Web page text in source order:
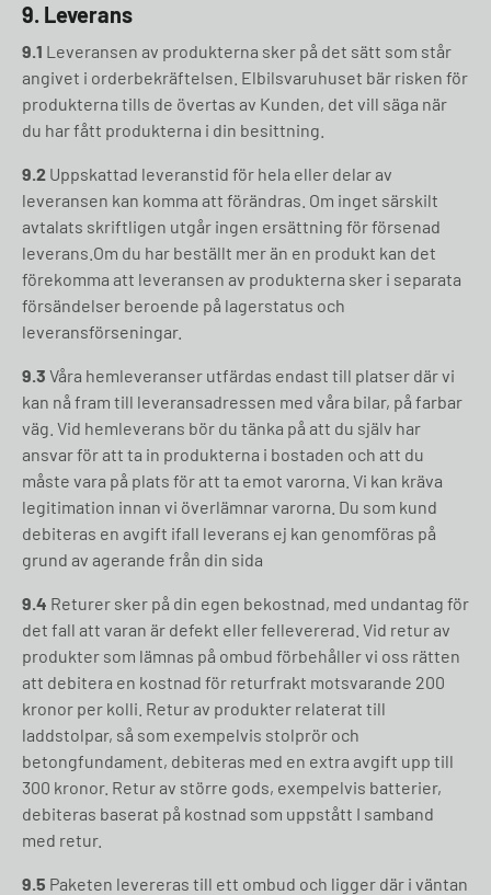
9. Leverans
9.1 Leveransen av produkterna sker på det sätt som står
angivet i orderbekräftelsen. Elbilsvaruhuset bär risken för
produkterna tills de övertas av Kunden, det vill säga när
du har fått produkterna i din besittning.
9.2 Uppskattad leveranstid för hela eller delar av
leveransen kan komma att förändras. Om inget särskilt
avtalats skriftligen utgår ingen ersättning för försenad
leverans.Om du har beställt mer än en produkt kan det
förekomma att leveransen av produkterna sker i separata
försändelser beroende på lagerstatus och
leveransförseningar.
9.3 Våra hemleveranser utfärdas endast till platser där vi
kan nå fram till leveransadressen med våra bilar, på farbar
väg. Vid hemleverans bör du tänka på att du själv har
ansvar för att ta in produkterna i bostaden och att du
måste vara på plats för att ta emot varorna. Vi kan kräva
legitimation innan vi överlämnar varorna. Du som kund
debiteras en avgift ifall leverans ej kan genomföras på
grund av agerande från din sida
9.4 Returer sker på din egen bekostnad, med undantag för
det fall att varan är defekt eller fellevererad. Vid retur av
produkter som lämnas på ombud förbehåller vi oss rätten
att debitera en kostnad för returfrakt motsvarande 200
kronor per kolli. Retur av produkter relaterat till
laddstolpar, så som exempelvis stolprör och
betongfundament, debiteras med en extra avgift upp till
300 kronor. Retur av större gods, exempelvis batterier,
debiteras baserat på kostnad som uppstått I samband
med retur.
9.5 Paketen levereras till ett ombud och ligger där i väntan